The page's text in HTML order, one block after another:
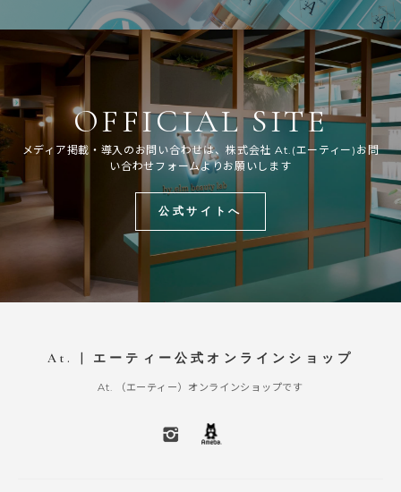
OFFICIAL SITE
メディア掲載・導入のお問い合わせは、株式会社 At.(エーティー)お問
い合わせフォームよりお願いします
公式サイトへ
At. | エーティー公式オンラインショップ
At. （エーティー）オンラインショップです